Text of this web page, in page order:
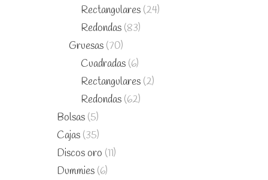
Rectangulares (24)
Redondas (83)
Gruesas (70)
Cuadradas (6)
Rectangulares (2)
Redondas (62)
Bolsas (5)
Cajas (35)
Discos oro (11)
Dummies (6)